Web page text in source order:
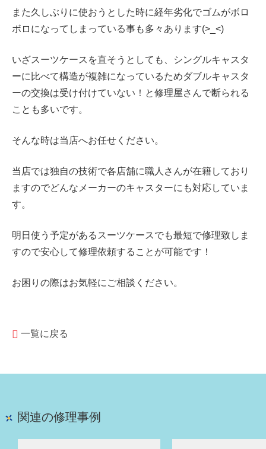
また久しぶりに使おうとした時に経年劣化でゴムがボロ
ボロになってしまっている事も多々あります(>_<)
いざスーツケースを直そうとしても、
シングルキャスタ
ーに比べて構造が複雑になっているためダブルキャスタ
ーの交換は受け付けていない！と修理屋さんで断られる
ことも多いです。
そんな時は当店へお任せください。
当店では独自の技術で各店舗に職人さんが在籍しており
ますのでどんなメーカーのキャスターにも対応していま
す。
明日使う予定があるスーツケースでも最短で修理致しま
すので安心して修理依頼することが可能です！
お困りの際はお気軽にご相談ください。
一覧に戻る
関連の修理事例